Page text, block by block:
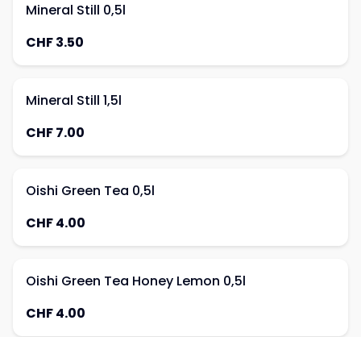
Mineral Still 0,5l
CHF 3.50
Mineral Still 1,5l
CHF 7.00
Oishi Green Tea 0,5l
CHF 4.00
Oishi Green Tea Honey Lemon 0,5l
CHF 4.00